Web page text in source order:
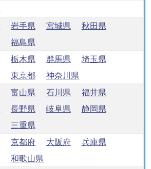
岩手県 宮城県
秋田県
福島県
栃木県 群馬県
埼玉県
東京都 神奈川県
富山県 石川県
福井県
長野県 岐阜県
静岡県
三重県
京都府 大阪府
兵庫県
和歌山県